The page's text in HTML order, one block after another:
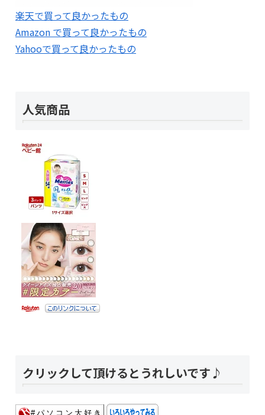
楽天で買って良かったもの
Amazon で買って良かったもの
Yahooで買って良かったもの
人気商品
クリックして頂けるとうれしいです♪